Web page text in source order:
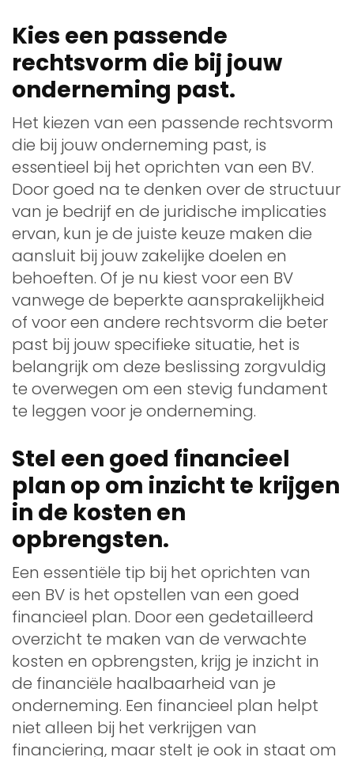
Kies een passende
rechtsvorm die bij jouw
onderneming past.
Het kiezen van een passende rechtsvorm
die bij jouw onderneming past, is
essentieel bij het oprichten van een BV.
Door goed na te denken over de structuur
van je bedrijf en de juridische implicaties
ervan, kun je de juiste keuze maken die
aansluit bij jouw zakelijke doelen en
behoeften. Of je nu kiest voor een BV
vanwege de beperkte aansprakelijkheid
of voor een andere rechtsvorm die beter
past bij jouw specifieke situatie, het is
belangrijk om deze beslissing zorgvuldig
te overwegen om een stevig fundament
te leggen voor je onderneming.
Stel een goed financieel
plan op om inzicht te krijgen
in de kosten en
opbrengsten.
Een essentiële tip bij het oprichten van
een BV is het opstellen van een goed
financieel plan. Door een gedetailleerd
overzicht te maken van de verwachte
kosten en opbrengsten, krijg je inzicht in
de financiële haalbaarheid van je
onderneming. Een financieel plan helpt
niet alleen bij het verkrijgen van
financiering, maar stelt je ook in staat om